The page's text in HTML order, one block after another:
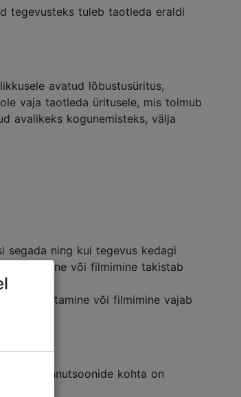
tegevusteks tuleb taotleda eraldi
avatud lõbustusüritus,
vaja taotleda üritusele, mis toimub
avalikeks kogunemisteks, välja
segada ning kui tegevus kedagi
või filmimine takistab
pildistamine või filmimine vajab
lennutsoonide kohta on